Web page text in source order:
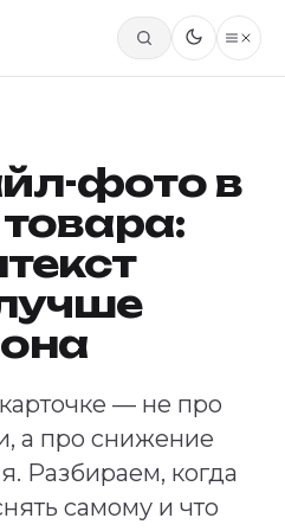
фото в
— не про
а про снижение
Разбираем, когда
самому и что